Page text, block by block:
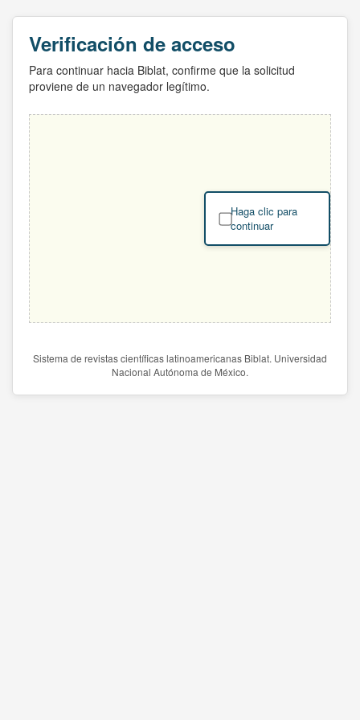
Verificación de acceso
Para continuar hacia Biblat, confirme que la solicitud
proviene de un navegador legítimo.
Haga clic para
continuar
Sistema de revistas científicas latinoamericanas Biblat. Universidad
Nacional Autónoma de México.